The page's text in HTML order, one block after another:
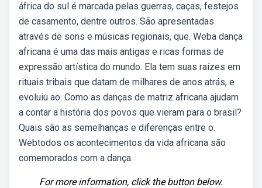
áfrica do sul é marcada pelas guerras, caças, festejos
de casamento, dentre outros. São apresentadas
através de sons e músicas regionais, que. Weba dança
africana é uma das mais antigas e ricas formas de
expressão artística do mundo. Ela tem suas raízes em
rituais tribais que datam de milhares de anos atrás, e
evoluiu ao. Como as danças de matriz africana ajudam
a contar a história dos povos que vieram para o brasil?
Quais são as semelhanças e diferenças entre o.
Webtodos os acontecimentos da vida africana são
comemorados com a dança.
For more information, click the button below.